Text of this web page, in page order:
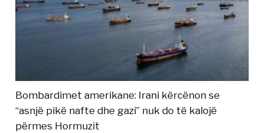
Bombardimet amerikane: Irani kërcënon se
“asnjë pikë nafte dhe gazi” nuk do të kalojë
përmes Hormuzit